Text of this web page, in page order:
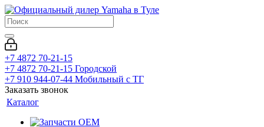
+7 4872 70-21-15
+7 4872 70-21-15 Городской
+7 910 944-07-44 Мобильный с ТГ
Заказать звонок
Каталог